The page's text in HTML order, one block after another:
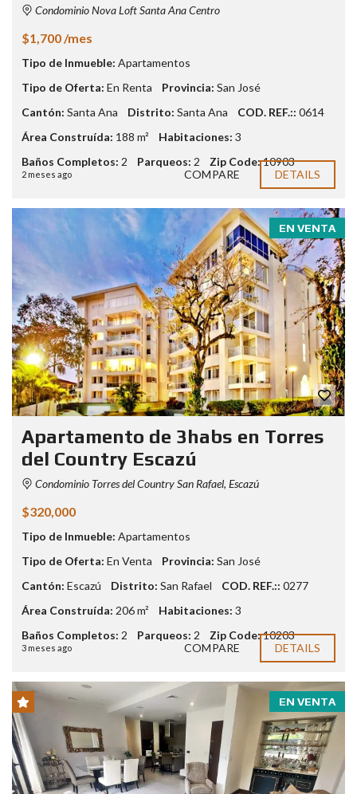
Condominio Nova Loft Santa Ana Centro
$1,700 /mes
Tipo de Inmueble: Apartamentos
Tipo de Oferta: En Renta Provincia: San José
Cantón: Santa Ana Distrito: Santa Ana COD. REF.:: 0614
Área Construída: 188 m² Habitaciones: 3
Baños Completos: 2 Parqueos: 2 Zip Code:10903
2 meses ago COMPARE DETAILS
EN VENTA
Apartamento de 3habs en Torres
del Country Escazú
Condominio Torres del Country San Rafael, Escazú
$320,000
Tipo de Inmueble: Apartamentos
Tipo de Oferta: En Venta Provincia: San José
Cantón: Escazú Distrito: San Rafael COD. REF.:: 0277
Área Construída: 206 m² Habitaciones: 3
Baños Completos: 2 Parqueos: 2 Zip Code:10203
3 meses ago COMPARE DETAILS
EN VENTA